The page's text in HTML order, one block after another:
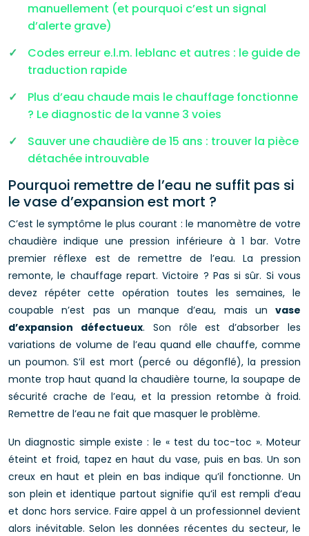
manuellement (et pourquoi c’est un signal
d’alerte grave)
Codes erreur e.l.m. leblanc et autres : le guide de
traduction rapide
Plus d’eau chaude mais le chauffage fonctionne
? Le diagnostic de la vanne 3 voies
Sauver une chaudière de 15 ans : trouver la pièce
détachée introuvable
Pourquoi remettre de l’eau ne suffit pas si
le vase d’expansion est mort ?
C’est le symptôme le plus courant : le manomètre de votre
chaudière indique une pression inférieure à 1 bar. Votre
premier réflexe est de remettre de l’eau. La pression
remonte, le chauffage repart. Victoire ? Pas si sûr. Si vous
devez répéter cette opération toutes les semaines, le
coupable n’est pas un manque d’eau, mais un vase
d’expansion défectueux. Son rôle est d’absorber les
variations de volume de l’eau quand elle chauffe, comme
un poumon. S’il est mort (percé ou dégonflé), la pression
monte trop haut quand la chaudière tourne, la soupape de
sécurité crache de l’eau, et la pression retombe à froid.
Remettre de l’eau ne fait que masquer le problème.
Un diagnostic simple existe : le « test du toc-toc ». Moteur
éteint et froid, tapez en haut du vase, puis en bas. Un son
creux en haut et plein en bas indique qu’il fonctionne. Un
son plein et identique partout signifie qu’il est rempli d’eau
et donc hors service. Faire appel à un professionnel devient
alors inévitable. Selon les données récentes du secteur, le